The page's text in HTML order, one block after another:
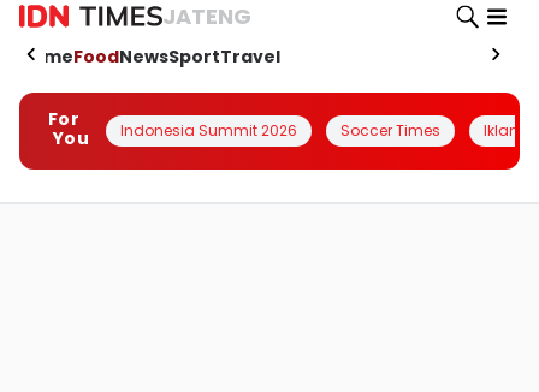
JATENG
HomeFoodNewsSportTravel
For
You
Indonesia Summit 2026 Soccer Times Iklanin